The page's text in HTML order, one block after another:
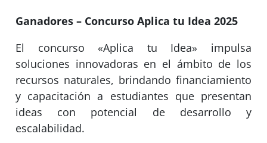
Ganadores – Concurso Aplica tu Idea 2025
El concurso «Aplica tu Idea» impulsa
soluciones innovadoras en el ámbito de los
recursos naturales, brindando financiamiento
y capacitación a estudiantes que presentan
ideas con potencial de desarrollo y
escalabilidad.